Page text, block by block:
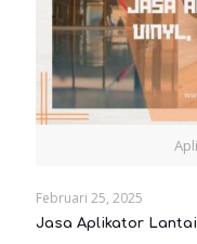
Februari 25, 2025
Jasa Aplikator Lantai